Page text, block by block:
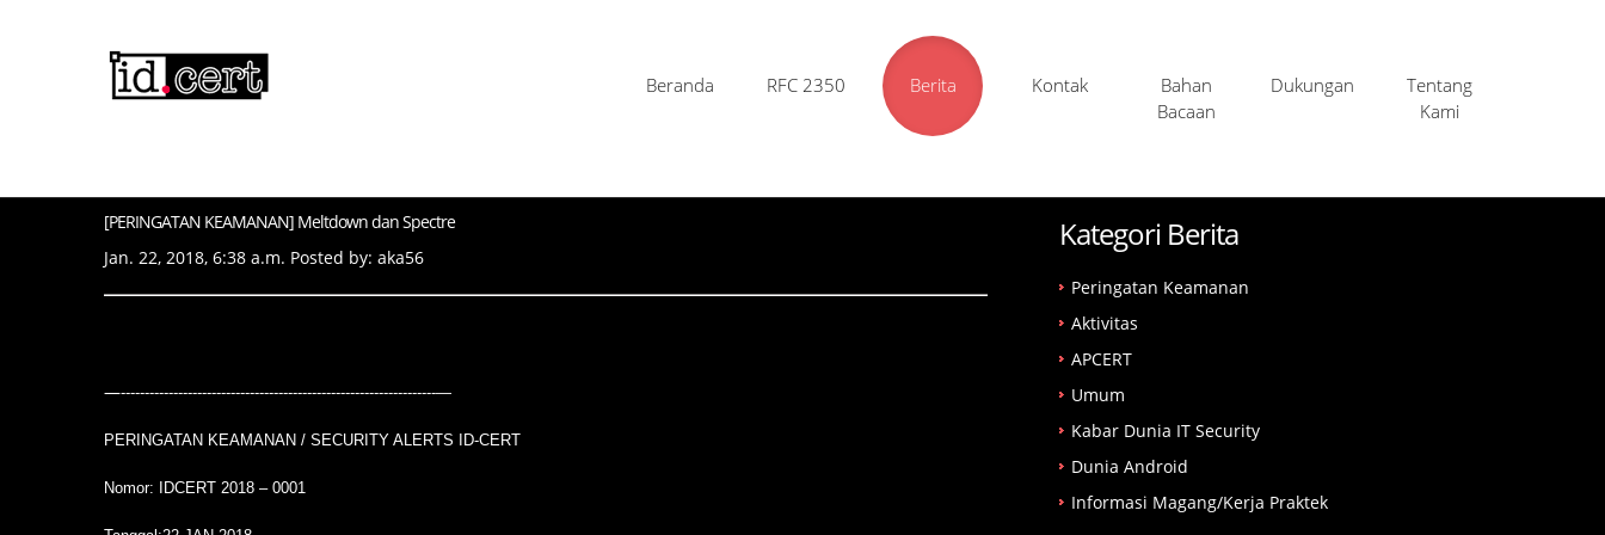
Beranda RFC 2350 Berita Kontak
Bahan
Bacaan
Dukungan
Tentang
Kami
[PERINGATAN KEAMANAN] Meltdown dan Spectre
Jan. 22, 2018, 6:38 a.m. Posted by: aka56
—------------------------------------------------------------------—
PERINGATAN KEAMANAN / SECURITY ALERTS ID-CERT
Nomor: IDCERT 2018 – 0001
Kategori Berita
Peringatan Keamanan
Aktivitas
APCERT
Umum
Kabar Dunia IT Security
Dunia Android
Informasi Magang/Kerja Praktek